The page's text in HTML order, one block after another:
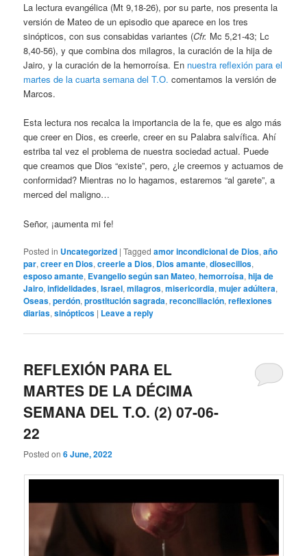
La lectura evangélica (Mt 9,18-26), por su parte, nos presenta la
versión de Mateo de un episodio que aparece en los tres
sinópticos, con sus consabidas variantes (Cfr. Mc 5,21-43; Lc
8,40-56), y que combina dos milagros, la curación de la hija de
Jairo, y la curación de la hemorroísa. En nuestra reflexión para el
martes de la cuarta semana del T.O. comentamos la versión de
Marcos.
Esta lectura nos recalca la importancia de la fe, que es algo más
que creer en Dios, es creerle, creer en su Palabra salvífica. Ahí
estriba tal vez el problema de nuestra sociedad actual. Puede
que creamos que Dios “existe”, pero, ¿le creemos y actuamos de
conformidad? Mientras no lo hagamos, estaremos “al garete”, a
merced del maligno…
Señor, ¡aumenta mi fe!
Posted in Uncategorized |Tagged amor incondicional de Dios,año
par,creer en Dios,creerle a Dios, Dios amante,diosecillos,
esposo amante, Evangelio según san Mateo,hemorroísa,hija de
Jairo,infidelidades,Israel,milagros,misericordia,mujer adúltera,
Oseas,perdón,prostitución sagrada,reconciliación,reflexiones
diarias,sinópticos | Leave a reply
REFLEXIÓN PARA EL
MARTES DE LA DÉCIMA
SEMANA DEL T.O. (2) 07-06-
22
Posted on6 June, 2022